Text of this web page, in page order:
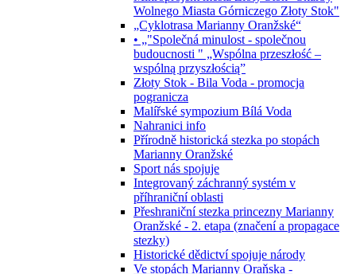
Wolnego Miasta Górniczego Złoty Stok"
„Cyklotrasa Marianny Oranžské“
• „"Společná minulost - společnou
budoucnosti " „Wspólna przeszłość –
wspólną przyszłością”
Złoty Stok - Bila Voda - promocja
pogranicza
Malířské sympozium Bílá Voda
Nahranici info
Přírodně historická stezka po stopách
Marianny Oranžské
Sport nás spojuje
Integrovaný záchranný systém v
příhraniční oblasti
Přeshraniční stezka princezny Marianny
Oranžské - 2. etapa (značení a propagace
stezky)
Historické dědictví spojuje národy
Ve stopách Marianny Oraňska -